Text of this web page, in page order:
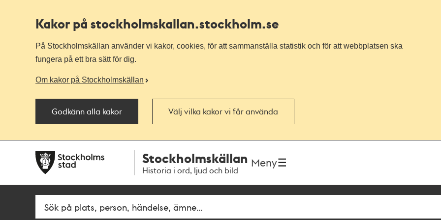
Kakor på stockholmskallan.stockholm.se
På Stockholmskällan använder vi kakor, cookies, för att sammanställa statistik och för att webbplatsen ska
fungera på ett bra sätt för dig.
Om kakor på Stockholmskällan
Godkänn alla kakor Välj vilka kakor vi får använda
navigationen
huvudinnehållet
Stockholmskällan
Historia i ord, ljud och bild
Meny
SökFritextsök